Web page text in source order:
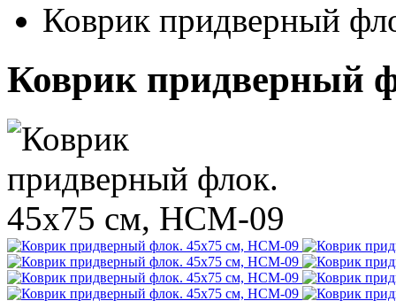
Коврик придверный
Коврик придверный